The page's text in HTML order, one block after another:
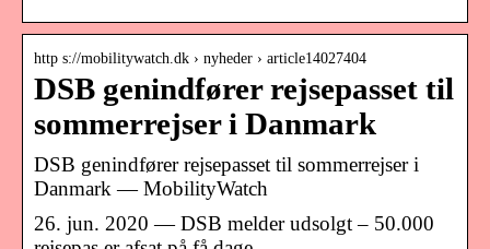
http s://mobilitywatch.dk › nyheder › article14027404
DSB genindfører rejsepasset til
sommerrejser i Danmark
DSB genindfører rejsepasset til sommerrejser i
Danmark — MobilityWatch
26. jun. 2020 — DSB melder udsolgt – 50.000